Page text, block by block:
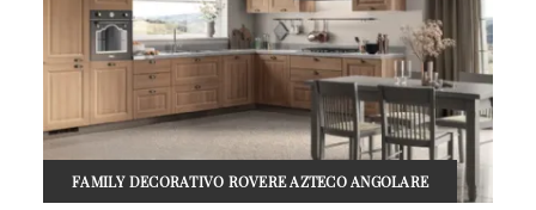
FAMILY DECORATIVO ROVERE AZTECO ANGOLARE